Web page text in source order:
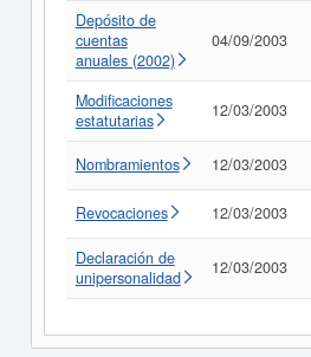
Depósito de
cuentas
anuales (2002)
04/09/2003
Modificaciones
estatutarias
12/03/2003
Nombramientos 12/03/2003
Revocaciones 12/03/2003
Declaración de
unipersonalidad
12/03/2003